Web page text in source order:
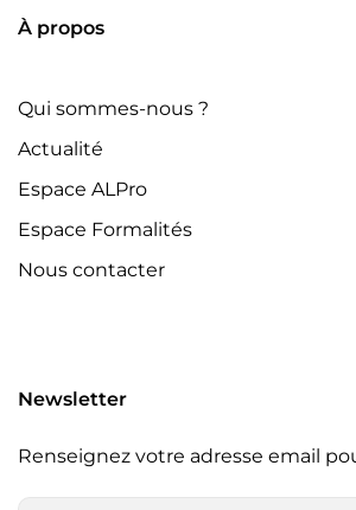
À propos
Qui sommes-nous ?
Actualité
Espace ALPro
Espace Formalités
Nous contacter
Newsletter
Renseignez votre adresse email